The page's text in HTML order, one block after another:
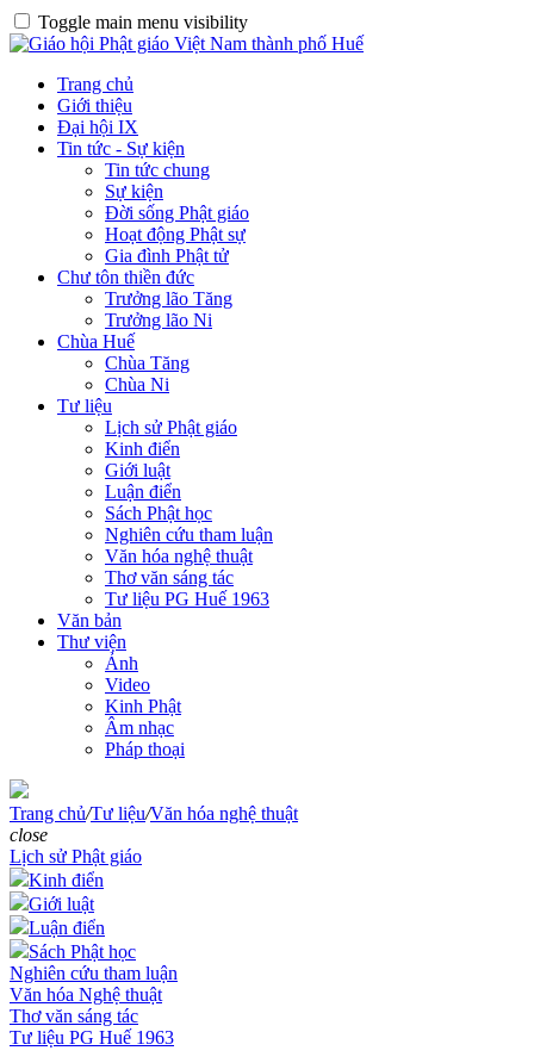
Toggle main menu visibility
Trang chủ
Giới thiệu
Đại hội IX
Tin tức - Sự kiện
Tin tức chung
Sự kiện
Đời sống Phật giáo
Hoạt động Phật sự
Gia đình Phật tử
Chư tôn thiền đức
Trưởng lão Tăng
Trưởng lão Ni
Chùa Huế
Chùa Tăng
Chùa Ni
Tư liệu
Lịch sử Phật giáo
Kinh điển
Giới luật
Luận điển
Sách Phật học
Nghiên cứu tham luận
Văn hóa nghệ thuật
Thơ văn sáng tác
Tư liệu PG Huế 1963
Văn bản
Thư viện
Ảnh
Video
Kinh Phật
Âm nhạc
Pháp thoại
Trang chủ/Tư liệu/Văn hóa nghệ thuật
close
Lịch sử Phật giáo
Kinh điển
Giới luật
Luận điển
Sách Phật học
Nghiên cứu tham luận
Văn hóa Nghệ thuật
Thơ văn sáng tác
Tư liệu PG Huế 1963